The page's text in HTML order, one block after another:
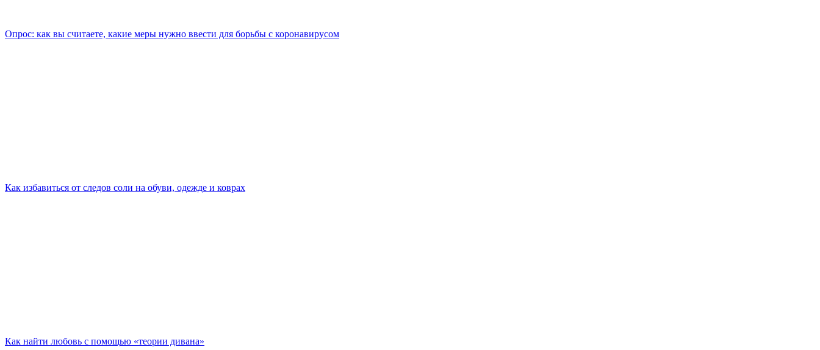
Опрос: как вы считаете, какие меры нужно ввести для борьбы с коронавирусом
Как избавиться от следов соли на обуви, одежде и коврах
Как найти любовь с помощью «теории дивана»